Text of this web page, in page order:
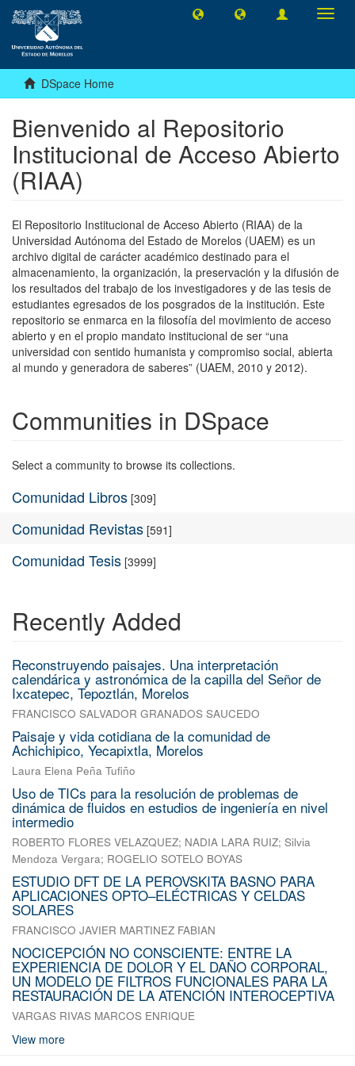
DSpace Home
Bienvenido al Repositorio
Institucional de Acceso Abierto
(RIAA)
El Repositorio Institucional de Acceso Abierto (RIAA) de la
Universidad Autónoma del Estado de Morelos (UAEM) es un
archivo digital de carácter académico destinado para el
almacenamiento, la organización, la preservación y la difusión de
los resultados del trabajo de los investigadores y de las tesis de
estudiantes egresados de los posgrados de la institución. Este
repositorio se enmarca en la filosofía del movimiento de acceso
abierto y en el propio mandato institucional de ser “una
universidad con sentido humanista y compromiso social, abierta
al mundo y generadora de saberes” (UAEM, 2010 y 2012).
Communities in DSpace
Select a community to browse its collections.
Comunidad Libros [309]
Comunidad Revistas [591]
Comunidad Tesis [3999]
Recently Added
Reconstruyendo paisajes. Una interpretación
calendárica y astronómica de la capilla del Señor de
Ixcatepec, Tepoztlán, Morelos
FRANCISCO SALVADOR GRANADOS SAUCEDO
Paisaje y vida cotidiana de la comunidad de
Achichipico, Yecapixtla, Morelos
Laura Elena Peña Tufiño
Uso de TICs para la resolución de problemas de
dinámica de fluidos en estudios de ingeniería en nivel
intermedio
ROBERTO FLORES VELAZQUEZ; NADIA LARA RUIZ; Silvia
Mendoza Vergara; ROGELIO SOTELO BOYAS
ESTUDIO DFT DE LA PEROVSKITA BASNO PARA
APLICACIONES OPTO–ELÉCTRICAS Y CELDAS
SOLARES
FRANCISCO JAVIER MARTINEZ FABIAN
NOCICEPCIÓN NO CONSCIENTE: ENTRE LA
EXPERIENCIA DE DOLOR Y EL DAÑO CORPORAL,
UN MODELO DE FILTROS FUNCIONALES PARA LA
RESTAURACIÓN DE LA ATENCIÓN INTEROCEPTIVA
VARGAS RIVAS MARCOS ENRIQUE
View more